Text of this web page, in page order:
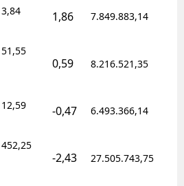
3,84 1,86 7.849.883,14
51,55
0,59 8.216.521,35
12,59 -0,47 6.493.366,14
452,25
-2,43 27.505.743,75